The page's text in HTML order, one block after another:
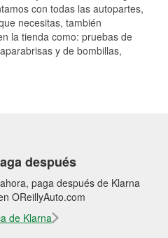
con todas las autopartes,
necesitas, también
la tienda como: pruebas de
y de bombillas,
después
paga después de Klarna
OReillyAuto.com
de Klarna